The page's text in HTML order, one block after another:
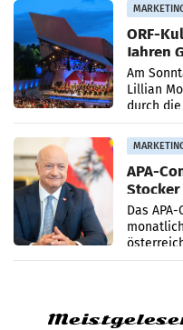
ORF-
Jahren
Am
Lillian
durch die
startet
APA-
im Juli
Das